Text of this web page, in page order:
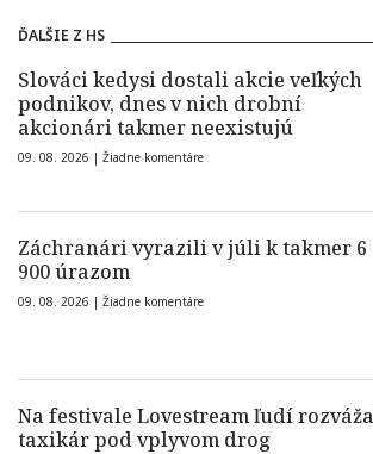
ĎALŠIE Z HS
Slováci kedysi dostali akcie veľkých
podnikov, dnes v nich drobní
akcionári takmer neexistujú
09. 08. 2026 | Žiadne komentáre
Záchranári vyrazili v júli k takmer 6
900 úrazom
09. 08. 2026 | Žiadne komentáre
Na festivale Lovestream ľudí
taxikár pod vplyvom drog